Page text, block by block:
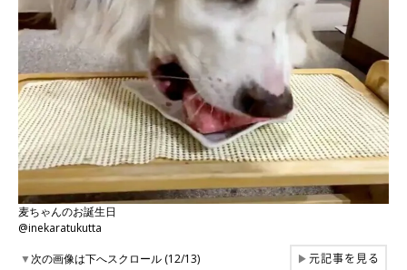
麦ちゃんのお誕生日
@inekaratukutta
▼次の画像は下へスクロール (12/13) ▶元記事を見る